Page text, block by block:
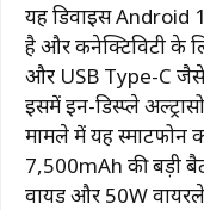
यह डिवाइस Android
है और कनेक्टिविटी के
और USB Type-C जैसे
इसमें इन-डिस्प्ले
मामले में यह
7,500mAh की बड़ी
वायर्ड और 50W